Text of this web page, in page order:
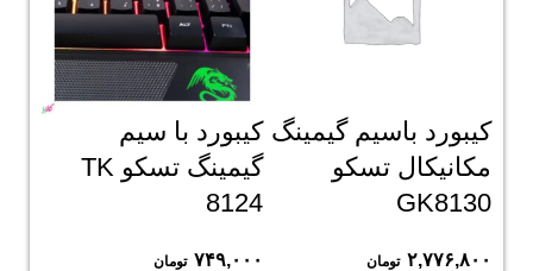
کیبورد باسیم گیمینگ
مکانیکال تسکو
GK8130
۲,۷۷۶,۸۰۰ تومان
کیبورد با سیم
گیمینگ تسکو TK
8124
۷۴۹,۰۰۰ تومان